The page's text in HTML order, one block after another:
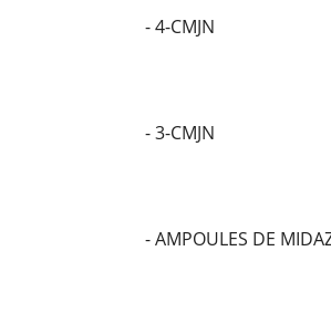
- 4-CMJN
- 3-CMJN
- AMPOULES DE